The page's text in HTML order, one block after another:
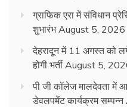
ग्राफिक एरा में संविधान
शुभारंभ August 5, 2026
देहरादून में 11 अगस्त को
होगी भर्ती August 5,
पी जी कॉलेज मालदेवता में
डेवलपमेंट कार्यक्रम सम्पन्न